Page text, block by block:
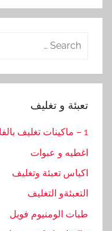
Search
تعبئة و تغليف
1 – ماكينات تغليف بالفاكيوم
اغطيه و عبوات
اكياس تعبئة وتغليف
التعبئةو التغليف
طبات الومنيوم فويل